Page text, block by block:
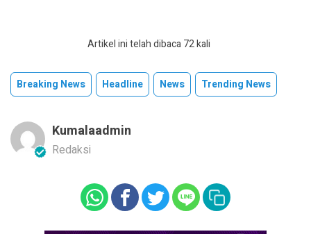
Artikel ini telah dibaca 72 kali
Breaking News Headline News Trending News
Kumalaadmin
Redaksi